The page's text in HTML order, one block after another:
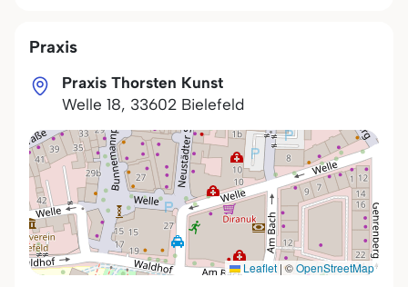
Praxis
Praxis Thorsten Kunst
Welle 18, 33602 Bielefeld
Leaflet |©OpenStreetMap